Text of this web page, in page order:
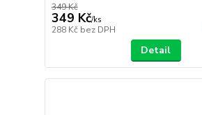
349 Kč
349 Kč/ks
288 Kč bez DPH
Detail